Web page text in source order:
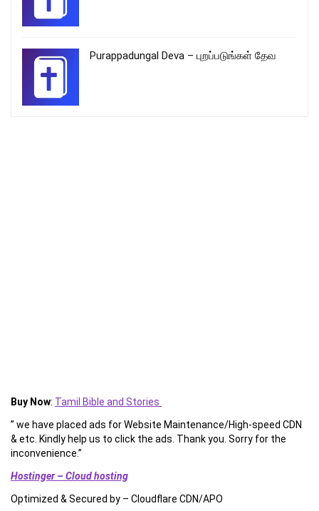
Purappadungal Deva – புறப்படுங்கள் தேவ
Buy Now: Tamil Bible and Stories
” we have placed ads for Website Maintenance/High-speed CDN
& etc. Kindly help us to click the ads. Thank you. Sorry for the
inconvenience.”
Hostinger – Cloud hosting
Optimized & Secured by – Cloudflare CDN/APO